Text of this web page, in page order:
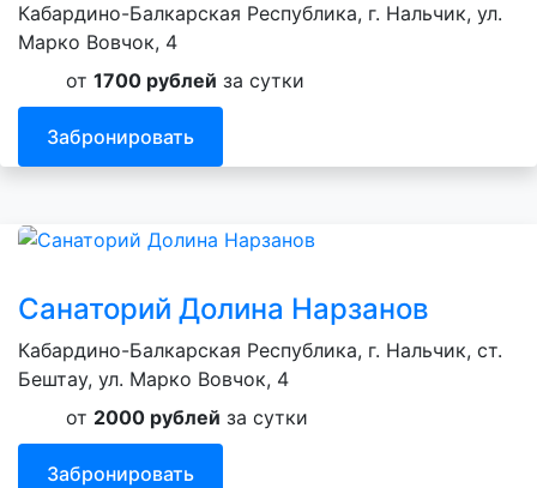
Кабардино-Балкарская Республика, г. Нальчик, ул.
Марко Вовчок, 4
от 1700 рублей за сутки
Забронировать
Санаторий Долина Нарзанов
Кабардино-Балкарская Республика, г. Нальчик, ст.
Бештау, ул. Марко Вовчок, 4
от 2000 рублей за сутки
Забронировать